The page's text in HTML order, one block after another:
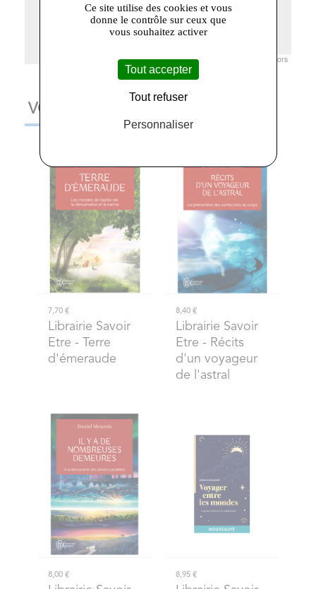
© Openstreetmap France | ©OpenStreetMap contributors
VOUS AIMEREZ AUSSI
7,70 €
Librairie Savoir
Etre - Terre
d'émeraude
8,40 €
Librairie Savoir
Etre - Récits
d'un voyageur
de l'astral
8,00 € 8,95 €
Ce site utilise des cookies et vous
donne le contrôle sur ceux que
vous souhaitez activer
Tout accepter
Tout refuser
Personnaliser